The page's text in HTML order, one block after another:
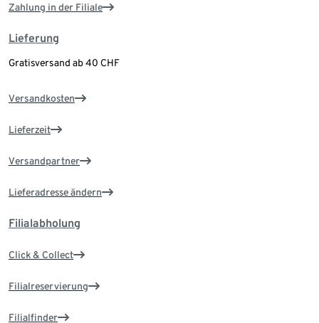
Zahlung in der Filiale
Lieferung
Gratisversand ab 40 CHF
Versandkosten
Lieferzeit
Versandpartner
Lieferadresse ändern
Filialabholung
Click & Collect
Filialreservierung
Filialfinder